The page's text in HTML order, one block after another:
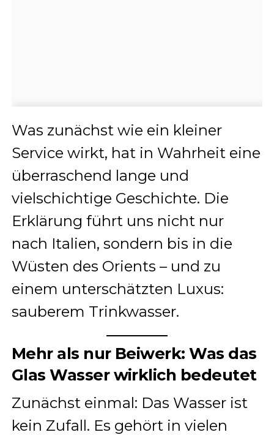
Was zunächst wie ein kleiner
Service wirkt, hat in Wahrheit eine
überraschend lange und
vielschichtige Geschichte. Die
Erklärung führt uns nicht nur
nach Italien, sondern bis in die
Wüsten des Orients – und zu
einem unterschätzten Luxus:
sauberem Trinkwasser.
Mehr als nur Beiwerk: Was das
Glas Wasser wirklich bedeutet
Zunächst einmal: Das Wasser ist
kein Zufall. Es gehört in vielen